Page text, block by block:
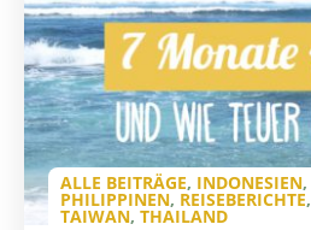
ALLE BEITRÄGE, INDONESIEN,
PHILIPPINEN, REISEBERICHTE,
TAIWAN, THAILAND